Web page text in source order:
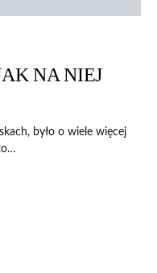
NA NIEJ
było o wiele więcej